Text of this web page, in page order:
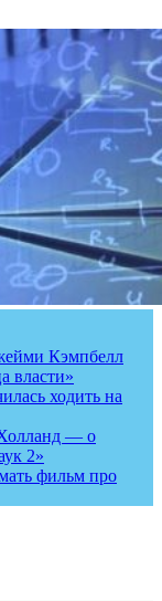
Кэмпбелл
власти»
ходить на
— о
2»
фильм про